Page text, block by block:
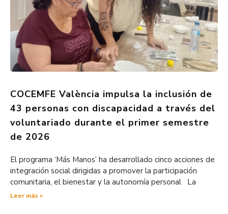
COCEMFE València impulsa la inclusión de
43 personas con discapacidad a través del
voluntariado durante el primer semestre
de 2026
El programa ‘Más Manos’ ha desarrollado cinco acciones de
integración social dirigidas a promover la participación
comunitaria, el bienestar y la autonomía personal La
Leer más »